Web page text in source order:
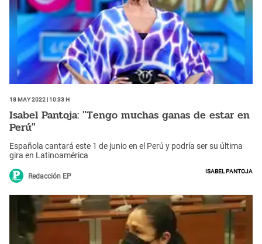
18 May 2022 | 10:33 h
Isabel Pantoja: "Tengo muchas ganas de estar en
Perú"
Española cantará este 1 de junio en el Perú y podría ser su última
gira en Latinoamérica
Redacción EP
Isabel Pantoja